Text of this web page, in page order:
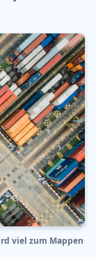
viel zum Mappen